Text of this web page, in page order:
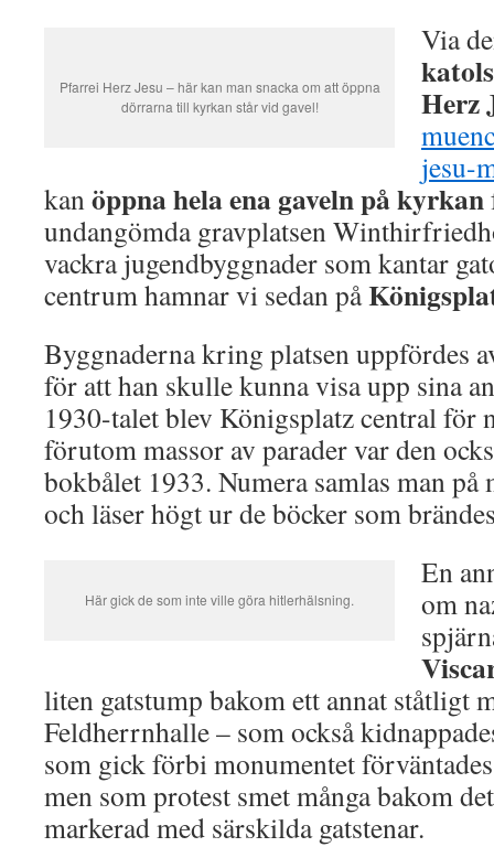
Pfarrei Herz Jesu – här kan man snacka om att öppna
dörrarna till kyrkan står vid gavel!
Via
Herz
jesu-
kanöppna hela ena gaveln på kyrkan
undangömda gravplatsen
vackra jugendbyggnader som kantar
centrum hamnar vi sedan på
Byggnaderna kring platsen uppfördes
för att han skulle kunna visa upp sina
1930-talet blev Königsplatz central för
förutom massor av parader var den
bokbålet 1933. Numera samlas man på
och läser högt ur de böcker som
Här gick de som inte ville göra hitlerhälsning.
En
om
liten gatstump bakom ett annat ståtligt
Feldherrnhalle – som också
som gick förbi monumentet
men som protest smet många bakom
markerad med särskilda gatstenar.